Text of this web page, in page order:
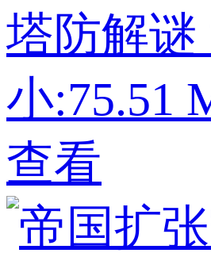
塔防解谜
小:75.51
查看